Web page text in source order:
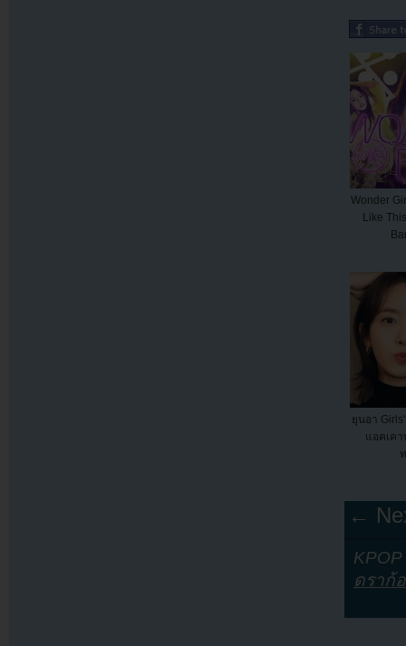
Wonder
Like
ยุนอา
แอคเคา
←
ดราก้